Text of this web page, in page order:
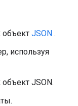
объект JSON .
используя
JSON.